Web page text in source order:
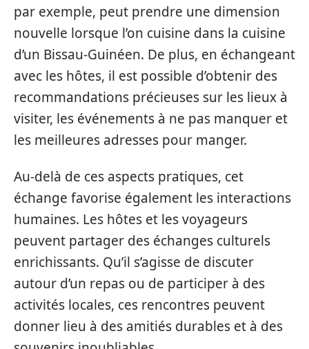
par exemple, peut prendre une dimension
nouvelle lorsque l’on cuisine dans la cuisine
d’un Bissau-Guinéen. De plus, en échangeant
avec les hôtes, il est possible d’obtenir des
recommandations précieuses sur les lieux à
visiter, les événements à ne pas manquer et
les meilleures adresses pour manger.
Au-delà de ces aspects pratiques, cet
échange favorise également les interactions
humaines. Les hôtes et les voyageurs
peuvent partager des échanges culturels
enrichissants. Qu’il s’agisse de discuter
autour d’un repas ou de participer à des
activités locales, ces rencontres peuvent
donner lieu à des amitiés durables et à des